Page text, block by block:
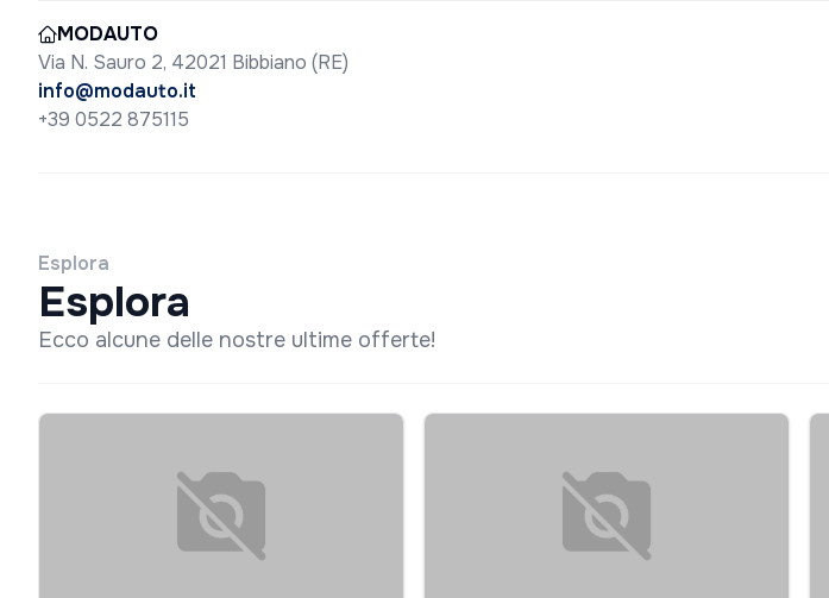
MODAUTO
Via N. Sauro 2, 42021 Bibbiano (RE)
info@modauto.it
+39 0522 875115
Esplora
Esplora
Ecco alcune delle nostre ultime offerte!